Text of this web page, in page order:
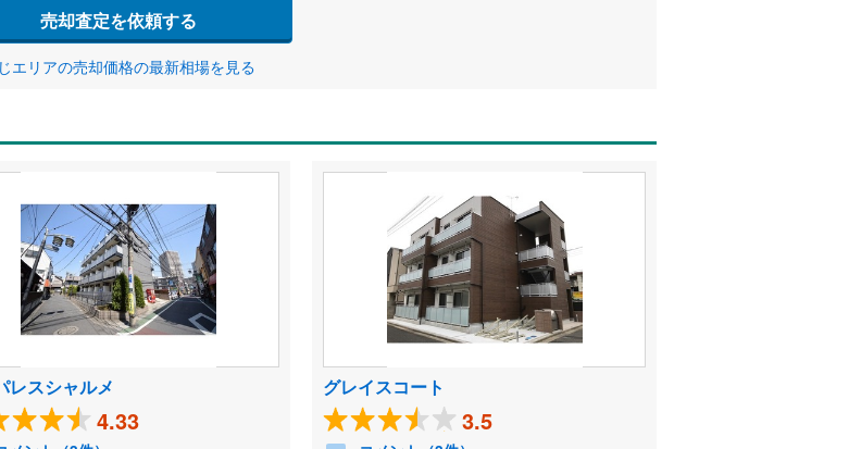
売却査定を依頼する
エリアの売却価格の最新相場を見る
レスシャルメ
4.33
グレイスコート
3.5